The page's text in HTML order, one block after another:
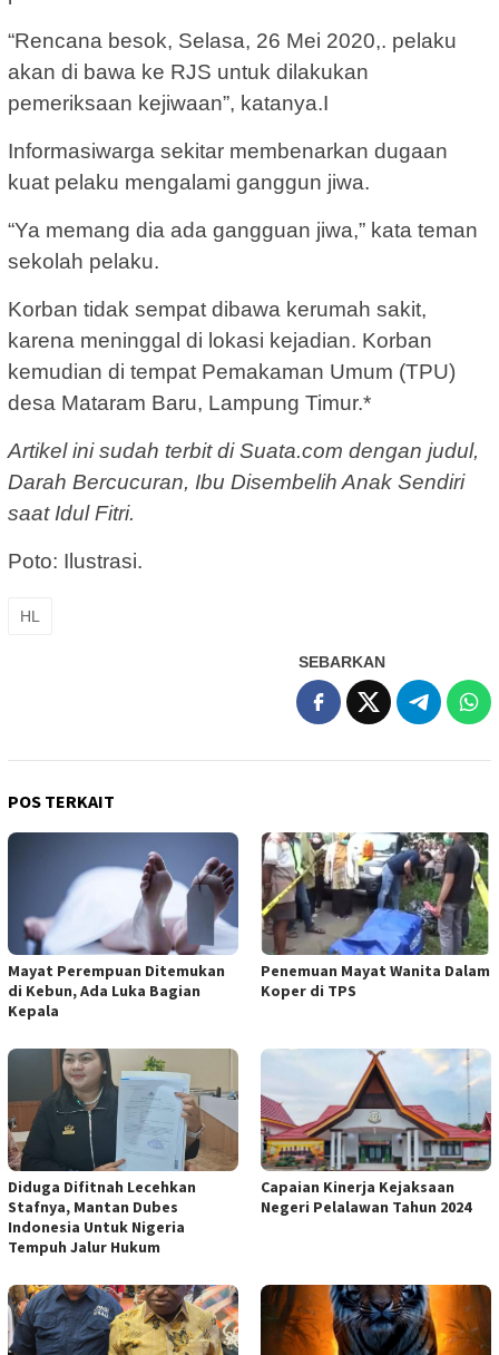
“Rencana besok, Selasa, 26 Mei 2020,. pelaku
akan di bawa ke RJS untuk dilakukan
pemeriksaan kejiwaan”, katanya.I
Informasiwarga sekitar membenarkan dugaan
kuat pelaku mengalami ganggun jiwa.
“Ya memang dia ada gangguan jiwa,” kata teman
sekolah pelaku.
Korban tidak sempat dibawa kerumah sakit,
karena meninggal di lokasi kejadian. Korban
kemudian di tempat Pemakaman Umum (TPU)
desa Mataram Baru, Lampung Timur.*
Artikel ini sudah terbit di Suata.com dengan judul,
Darah Bercucuran, Ibu Disembelih Anak Sendiri
saat Idul Fitri.
Poto: Ilustrasi.
HL
SEBARKAN
POS TERKAIT
Mayat Perempuan Ditemukan
di Kebun, Ada Luka Bagian
Kepala
Penemuan Mayat Wanita Dalam
Koper di TPS
Diduga Difitnah Lecehkan
Stafnya, Mantan Dubes
Indonesia Untuk Nigeria
Tempuh Jalur Hukum
Capaian Kinerja Kejaksaan
Negeri Pelalawan Tahun 2024